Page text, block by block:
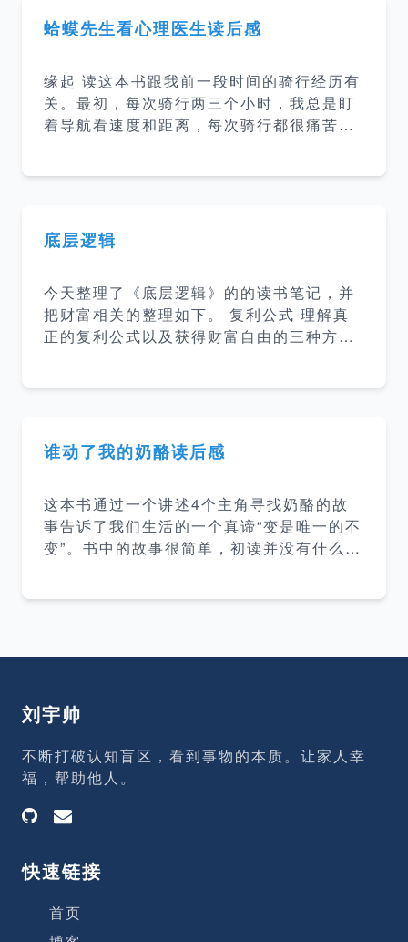
助他们达到最佳状态，也就是本书所说的教
练他人。 原本以为教练就是教练他人，这本
种对待他人的方式，一种思维的方式，一种
存在的方式。 强有力的问题 告知或提出封
闭式的问题，人们就不会去主动思考； 提出
性的问题是简单的，但也是无效的，我们要
蛤蟆先生看心理医生读后感
缘起 读这本书跟我前一段时间的骑行经历有
关。最初，每次骑行两三个小时，我总是盯
着导航看速度和距离，每次骑行都很痛苦。
书。 内容总结 这本书讲的是蛤蟆先生陷入
的抑郁之后，在朋友们的鼓励下去看了心理
在苍鹭医生的引导下，蛤蟆先生慢慢的放下
心防，探索自己的内心，到最后接纳自己，
找到了人生的新的方向。 感悟 这是一本讲
其实我没有特别大的感触。但是看到很多人
底层逻辑
今天整理了《底层逻辑》的的读书笔记，并
把财富相关的整理如下。 复利公式 理解真
正的复利公式以及获得财富自由的三种方
富应该怎么分配，谁应该比谁更有钱这件
事，并不是由创建财富的人决定的，而是由
要拥有更多财富，就应该想尽一切办法，提
高自己的稀缺性。 比如对于个人，你要思考
的问题应该是： 我是否拥有非常稀缺的能
在部门最稀缺的岗位？ 我是否拥有最稀缺的
谁动了我的奶酪读后感
这本书通过一个讲述4个主角寻找奶酪的故
事告诉了我们生活的一个真谛“变是唯一的不
变”。书中的故事很简单，初读并没有什么感
态度。 嗅嗅：及早嗅出变化的端倪 匆匆：
认、抵制变化 唧唧：发现变化可以带来更好
的生活后及时做出调整 哼哼的态度是最不可
取的，他不敢面对变化，拒绝看见事实，拒
绝对变化作出应对。 什么是奶酪 奶酪是一
个比喻，指我们在生活中想要得到的任何东
西，可能是一份工作、金钱、荣誉、豪宅、
刘宇帅
不断打破认知盲区，看到事物的本质。让家人幸
福，帮助他人。
快速链接
首页